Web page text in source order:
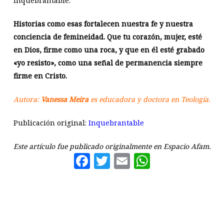
Historias como esas fortalecen nuestra fe y nuestra
conciencia de femineidad. Que tu corazón, mujer, esté
en Dios, firme como una roca, y que en él esté grabado
«yo resisto», como una señal de permanencia siempre
firme en Cristo.
Autora: Vanessa Meiraes educadora y doctora en Teología.
Publicación original: Inquebrantable
Este artículo fue publicado originalmente en Espacio Afam.
Facebook
Twitter
Email